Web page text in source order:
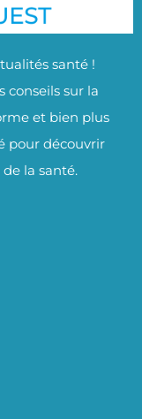
santé !
conseils sur la
et bien plus
pour découvrir
la santé.